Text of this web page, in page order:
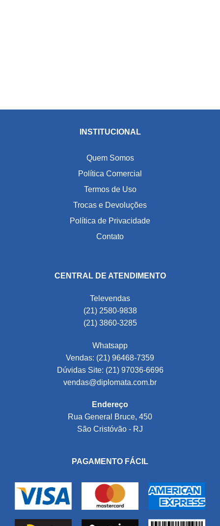
INSTITUCIONAL
Quem Somos
Política Comercial
Termos de Uso
Trocas e Devoluções
Política de Privacidade
Contato
CENTRAL DE ATENDIMENTO
Televendas
(21) 2580-9838
(21) 3860-3285
Whatsapp
Vendas: (21) 96468-7359
Dúvidas Site: (21) 97036-6696
vendas@diplomata.com.br
Endereço
Rua General Bruce, 450
São Cristóvão - RJ
PAGAMENTO FÁCIL